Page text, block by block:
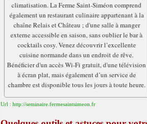
climatisation. La Ferme Saint-Siméon comprend
également un restaurant culinaire appartenant à la
chaîne Relais et Château ; d'une salle à manger
externe accessible en saison, sans oublier le bar à
cocktails cosy. Venez découvrir l’excellente
cuisine normande dans un endroit de rêve.
Bénéficier d'un accès Wi-Fi gratuit, d'une télévision
à écran plat, mais également d’un service de
chambre est disponible tous les jours à toute heure.
Url : http://seminaire.fermesaintsimeon.fr